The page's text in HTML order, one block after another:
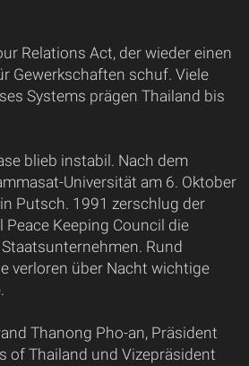
Relations Act, der wieder einen
Gewerkschaften schuf. Viele
Systems prägen Thailand bis
blieb instabil. Nach dem
Universität am 6. Oktober
Putsch. 1991 zerschlug der
Keeping Council die
Rund
verloren über Nacht wichtige
Thanong Pho-an, Präsident
of Thailand und Vizepräsident